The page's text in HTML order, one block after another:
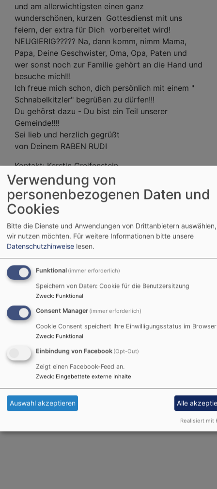
und am allerwichtigsten einen ganz
wunderschönen, kurzen Gottesdienst mit uns
feiern, der extra für Dich vorbereitet wird!
NEUGIERIG????? Na, dann komm, nimm Mama,
Papa, Deine Geschwister, Oma, Opa, Paten und
wer sonst noch zur Familie gehört an die Hand und
besuche mich!!!
Ich freue mich schon, dich persönlich mit einem "
Schnabelkitzler" begrüßen zu dürfen!!!
Du gehörst dazu - Du bist ein Teil unserer
Gemeinde!!!!
Sei lieb und herzlich gegrüßt
von Deinem RABEN RUDI
Kontakt: Kerstin Greifenstein
(kerstin.greifenstein@elkb.de
Weiterlesen
Facebook Widget
Inhalte von Facebook anzeigen?
Ja (einmalig)
Verwendung von
personenbezogenen Daten und
Cookies
Bitte die Dienste und Anwendungen von Drittanbietern
wir nutzen möchten. Für weitere Informationen bitte unsere
Datenschutzhinweise lesen.
Funktional (immer erforderlich)
Speichern von Daten: Cookie für die Benutzersitzung
Zweck: Funktional
Consent Manager (immer erforderlich)
Cookie Consent speichert Ihre Einwilligungsstatus im Browser
Zweck: Funktional
Einbindung von Facebook (Opt-Out)
Zeigt einen Facebook-Feed an.
Zweck: Eingebettete externe Inhalte
Auswahl akzeptieren Alle
Realisiert mit